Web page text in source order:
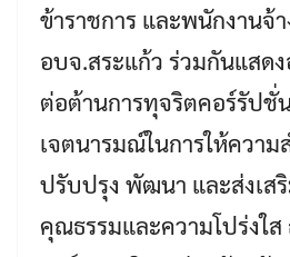
ข้าราชการ และพนักงานจ้
อบจ.สระแก้ว ร่วมกันแสด
ต่อต้านการทุจริตคอร์รัปชั่
เจตนารมณ์ในการให้ควา
ปรับปรุง พัฒนา และส่งเส
คุณธรรมและความโปร่งใ